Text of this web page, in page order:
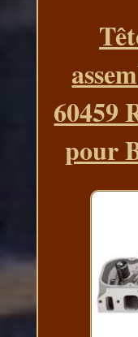
60459
pour